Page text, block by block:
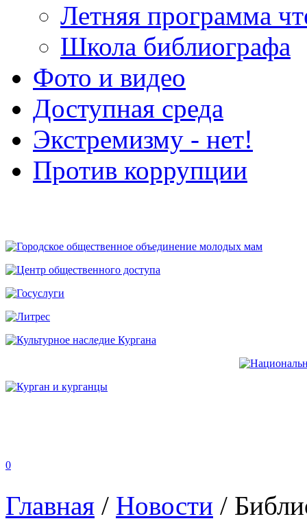
Летняя программа
Школа библиографа
Фото и видео
Доступная среда
Экстремизму - нет!
Против коррупции
0
Главная / Новости /